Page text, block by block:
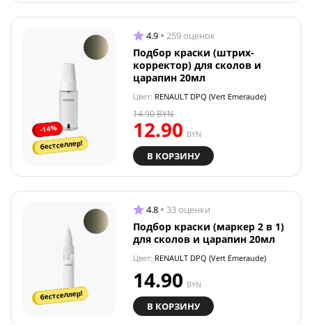
-14%
бестселлер!
4.9 259 оценок
Подбор краски (штрих-
корректор) для сколов и
царапин 20мл
Цвет: RENAULT DPQ (Vert Emeraude)
12.90 BYN
14.90BYN
В КОРЗИНУ
бестселлер!
4.8 33 оценки
Подбор краски (маркер 2 в 1)
для сколов и царапин 20мл
Цвет: RENAULT DPQ (Vert Emeraude)
14.90 BYN
В КОРЗИНУ